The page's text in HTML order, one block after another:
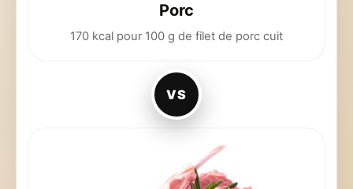
Porc
170 kcal pour 100 g de filet de porc cuit
VS